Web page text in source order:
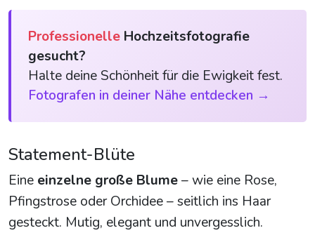
Professionelle Hochzeitsfotografie
gesucht?
Halte deine Schönheit für die Ewigkeit fest.
Fotografen in deiner Nähe entdecken →
Statement-Blüte
Eine einzelne große Blume– wie eine Rose,
Pfingstrose oder Orchidee – seitlich ins Haar
gesteckt. Mutig, elegant und unvergesslich.